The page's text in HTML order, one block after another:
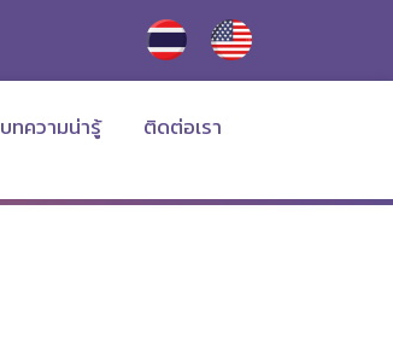
บทความน่ารู้ ติดต่อเรา